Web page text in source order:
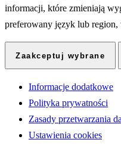
informacji, które zmieniają
preferowany język lub
Zaakceptuj wybrane
Informacje dodatkowe
Polityka prywatności
Zasady przetwarzania
Ustawienia cookies